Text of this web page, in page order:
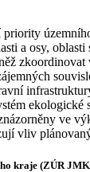
a osy,
ve
vliv
kraje (ZÚR